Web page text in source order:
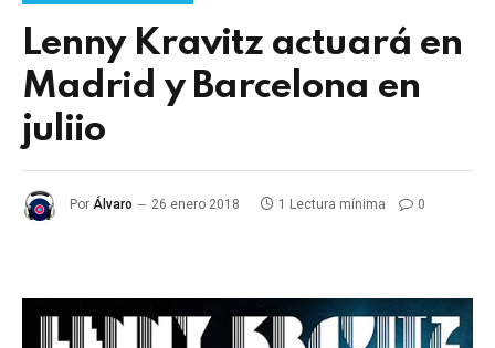
Lenny Kravitz actuará en
Madrid y Barcelona en
juliio
Por Álvaro 26 enero 2018 1 Lectura mínima 0